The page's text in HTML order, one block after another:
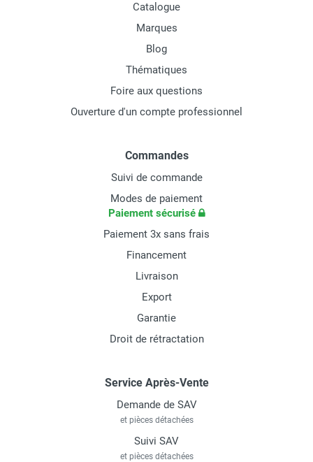
Catalogue
Marques
Blog
Thématiques
Foire aux questions
Ouverture d'un compte professionnel
Commandes
Suivi de commande
Modes de paiement
Paiement sécurisé
Paiement 3x sans frais
Financement
Livraison
Export
Garantie
Droit de rétractation
Service Après-Vente
Demande de SAV
et pièces détachées
Suivi SAV
et pièces détachées